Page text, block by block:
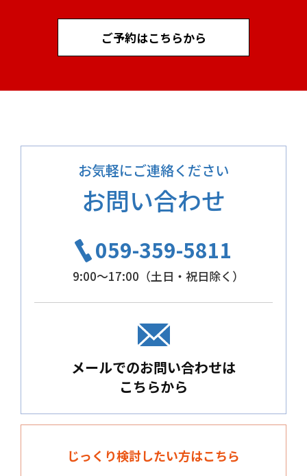
ご予約はこちらから
お気軽にご連絡ください
お問い合わせ
059-359-5811
9:00～17:00（土日・祝日除く）
メールでのお問い合わせは
こちらから
じっくり検討したい方はこちら